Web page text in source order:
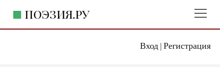
Вход| Регистрация
ПОЭЗИЯ.РУ